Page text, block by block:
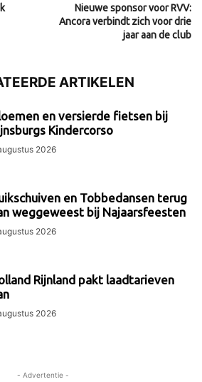
Nieuwe sponsor voor RVV:
Ancora verbindt zich voor drie
jaar aan de club
ARTIKELEN
en versierde fietsen bij
Kindercorso
2026
en Tobbedansen terug
weggeweest bij Najaarsfeesten
2026
Rijnland pakt laadtarieven
2026
- Advertentie -